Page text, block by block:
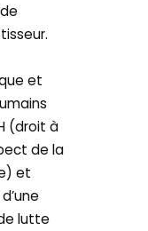
et
(droit à
de la
et
lutte